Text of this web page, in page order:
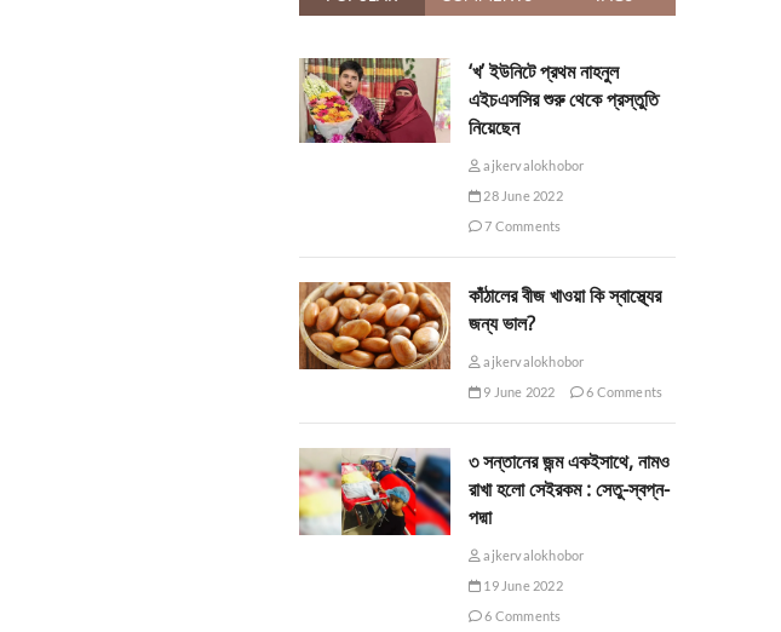
‘খ’ ইউনিটে প্রথম নাহনুল
এইচএসসির শুরু থেকে প্রস্তুতি
নিয়েছেন
ajkervalokhobor
28 June 2022
7 Comments
কাঁঠালের বীজ খাওয়া কি স্বাস্থ্যের
জন্য ভাল?
ajkervalokhobor
9 June 2022
6 Comments
৩ সন্তানের জন্ম একইসাথে, নামও
রাখা হলো সেইরকম : সেতু-স্বপ্ন-
পদ্মা
ajkervalokhobor
19 June 2022
6 Comments